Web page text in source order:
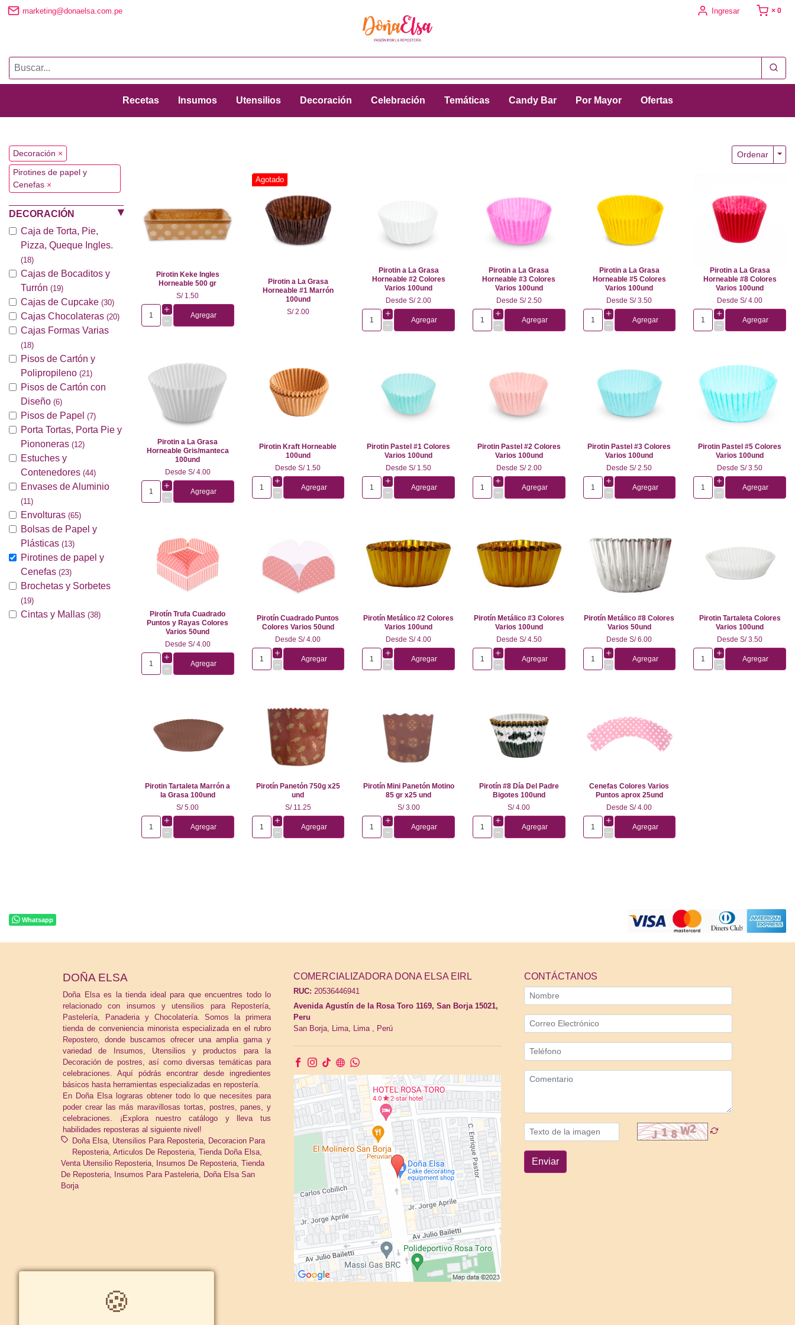
marketing@donaelsa.com.pe Ingresar × 0
Recetas Insumos Utensilios Decoración Celebración Temáticas Candy Bar Por Mayor Ofertas
Decoración ×
Pirotines de papel y
Cenefas ×
DECORACIÓN
Caja de Torta, Pie,
Pizza, Queque Ingles.
(18)
Cajas de Bocaditos y
Turrón (19)
Cajas de Cupcake (30)
Cajas Chocolateras (20)
Cajas Formas Varias
(18)
Pisos de Cartón y
Polipropileno (21)
Pisos de Cartón con
Diseño (6)
Pisos de Papel (7)
Porta Tortas, Porta Pie y
Piononeras (12)
Estuches y
Contenedores (44)
Envases de Aluminio
(11)
Envolturas (65)
Bolsas de Papel y
Plásticas (13)
Pirotines de papel y
Cenefas (23)
Brochetas y Sorbetes
(19)
Cintas y Mallas (38)
Ordenar
Pirotin Keke Ingles
Horneable 500 gr
S/ 1.50
Agregar
Agotado
Pirotin a La Grasa
Horneable #1 Marrón
100und
S/ 2.00
Pirotin a La Grasa
Horneable #2 Colores
Varios 100und
DesdeS/ 2.00
Agregar
Pirotin a La Grasa
Horneable #3 Colores
Varios 100und
Desde S/ 2.50
Agregar
Pirotin a La Grasa
Horneable #5 Colores
Varios 100und
DesdeS/ 3.50
Agregar
Pirotin a La Grasa
Horneable #8 Colores
Varios 100und
DesdeS/ 4.00
Agregar
Pirotin a La Grasa
Horneable Gris/manteca
100und
Desde S/ 4.00
Agregar
Pirotin Kraft Horneable
100und
DesdeS/ 1.50
Agregar
Pirotin Pastel #1 Colores
Varios 100und
DesdeS/ 1.50
Agregar
Pirotin Pastel #2 Colores
Varios 100und
Desde S/ 2.00
Agregar
Pirotin Pastel #3 Colores
Varios 100und
DesdeS/ 2.50
Agregar
Pirotin Pastel #5 Colores
Varios 100und
DesdeS/ 3.50
Agregar
Pirotín Trufa Cuadrado
Puntos y Rayas Colores
Varios 50und
Desde S/ 4.00
Agregar
Pirotín Cuadrado Puntos
Colores Varios 50und
DesdeS/ 4.00
Agregar
Pirotín Metálico #2 Colores
Varios 100und
DesdeS/ 4.00
Agregar
Pirotín Metálico #3 Colores
Varios 100und
Desde S/ 4.50
Agregar
Pirotín Metálico #8 Colores
Varios 50und
DesdeS/ 6.00
Agregar
Pirotin Tartaleta Colores
Varios 100und
DesdeS/ 3.50
Agregar
Pirotin Tartaleta Marrón a
la Grasa 100und
S/ 5.00
Agregar
Pirotín Panetón 750g x25
und
S/ 11.25
Agregar
Pirotín Mini Panetón Motino
85 gr x25 und
S/ 3.00
Agregar
Pirotín #8 Día Del Padre
Bigotes 100und
S/ 4.00
Agregar
Cenefas Colores Varios
Puntos aprox 25und
DesdeS/ 4.00
Agregar
Whatsapp
DOÑA ELSA
Doña Elsa es la tienda ideal para que encuentres todo lo
relacionado con insumos y utensilios para Repostería,
Pastelería, Panaderia y Chocolatería. Somos la primera
tienda de conveniencia minorista especializada en el rubro
Repostero, donde buscamos ofrecer una amplia gama y
variedad de Insumos, Utensilios y productos para la
Decoración de postres, así como diversas temáticas para
celebraciones. Aquí pódrás encontrar desde ingredientes
básicos hasta herramientas especializadas en repostería.
En Doña Elsa lograras obtener todo lo que necesites para
poder crear las más maravillosas tortas, postres, panes, y
celebraciones. ¡Explora nuestro catálogo y lleva tus
habilidades reposteras al siguiente nivel!
Doña Elsa Utensilios Para Reposteria Decoracion Para
Reposteria Articulos De Reposteria Tienda Doña Elsa
Venta Utensilio Reposteria Insumos De Reposteria Tienda
De Reposteria Insumos Para Pasteleria Doña Elsa San
Borja
COMERCIALIZADORA DONA ELSA EIRL
RUC: 20536446941
Avenida Agustín de la Rosa Toro 1169, San Borja 15021,
Peru
San Borja, Lima, Lima Perú
CONTÁCTANOS
Enviar
🍪